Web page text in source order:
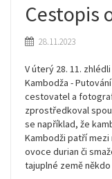
Cestopis
28.11.2023
V úterý 28. 11.
Kambodža -
cestovatel a
zprostředkoval
se například, že
Kambodži patří
ovoce durian či
tajuplné země